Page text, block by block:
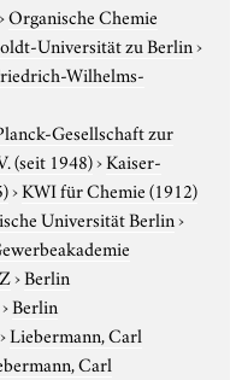
›Organische Chemie
Universität zu Berlin›
Wilhelms-
Gesellschaft zur
(seit 1948)›Kaiser-
›KWI für Chemie (1912)
Universität Berlin›
›Berlin
Berlin
Liebermann, Carl
Carl